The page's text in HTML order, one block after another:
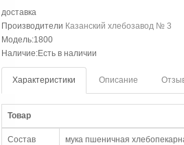
доставка
Производители Казанский хлебозавод № 3
Модель:1800
Наличие:Есть в наличии
Характеристики Описание
Товар
Состав
мука пшеничная